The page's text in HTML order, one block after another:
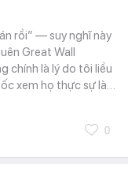
rồi” — suy nghĩ này
Great Wall
chính là lý do tôi liều
xem họ thực sự là…
0